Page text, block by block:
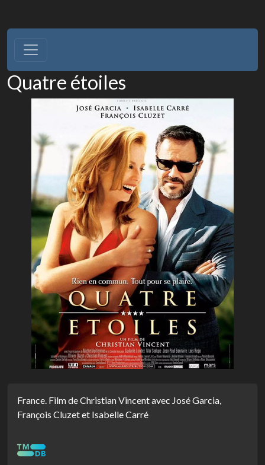
Quatre étoiles
France. Film de Christian Vincent avec José Garcia,
François Cluzet et Isabelle Carré